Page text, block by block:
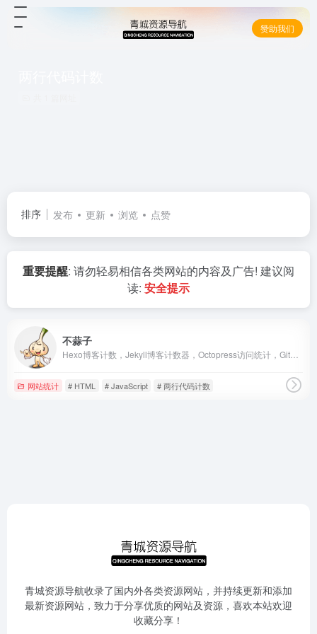
赞助我们
排序 发布 更新 浏览 点赞
重要提醒: 请勿轻易相信各类网站的内容及广告! 建议阅
读: 安全提示
不蒜子
网站统计 # HTML # JavaScript # 两行代码计数
青城资源导航收录了国内外各类资源网站，并持续更新和添加
最新资源网站，致力于分享优质的网站及资源，喜欢本站欢迎
收藏分享！